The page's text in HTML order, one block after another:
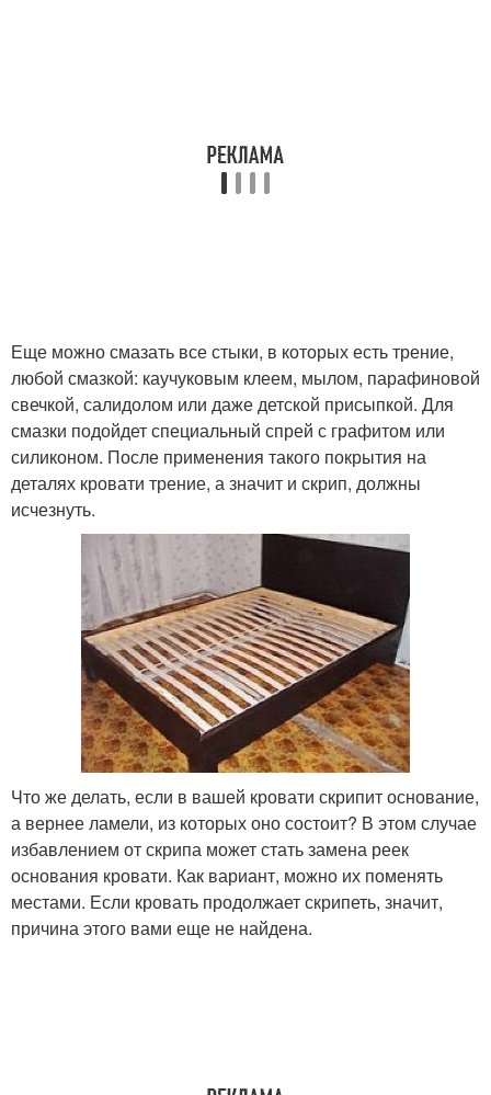
Еще можно смазать все стыки, в которых есть трение,
любой смазкой: каучуковым клеем, мылом, парафиновой
свечкой, салидолом или даже детской присыпкой. Для
смазки подойдет специальный спрей с графитом или
силиконом. После применения такого покрытия на
деталях кровати трение, а значит и скрип, должны
исчезнуть.
Что же делать, если в вашей кровати скрипит основание,
а вернее ламели, из которых оно состоит? В этом случае
избавлением от скрипа может стать замена реек
основания кровати. Как вариант, можно их поменять
местами. Если кровать продолжает скрипеть, значит,
причина этого вами еще не найдена.